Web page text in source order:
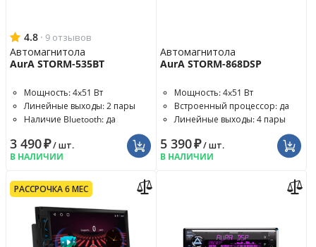
4.8 · 9 отзывов
Автомагнитола
AurA STORM-535BT
Мощность: 4x51 Вт
Линейные выходы: 2 пары
Наличие Bluetooth: да
3 490₽/ шт.
В НАЛИЧИИ
Автомагнитола
AurA STORM-868DSP
Мощность: 4x51 Вт
Встроенный процессор: да
Линейные выходы: 4 пары
5 390₽/ шт.
В НАЛИЧИИ
РАССРОЧКА 6 МЕС